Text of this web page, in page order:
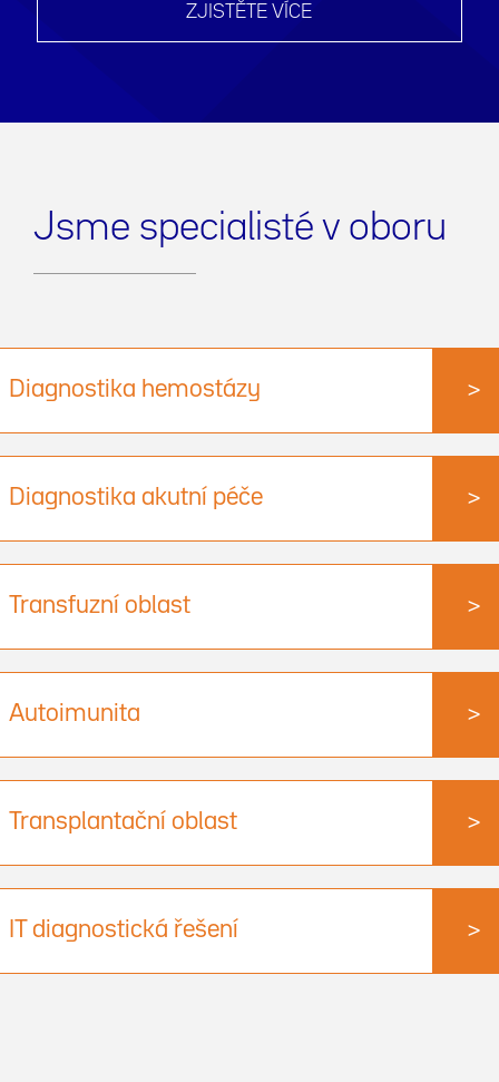
ZJISTĚTE VÍCE
Jsme specialisté v oboru
Diagnostika hemostázy >
Diagnostika akutní péče >
Transfuzní oblast >
Autoimunita >
Transplantační oblast >
IT diagnostická řešení >